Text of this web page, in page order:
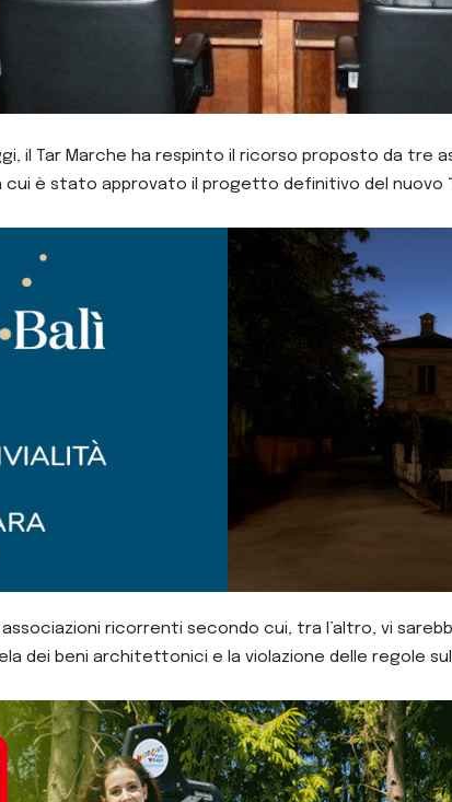
il Tar Marche ha respinto il ricorso proposto da tre
è stato approvato il progetto definitivo del nuovo
ricorrenti secondo cui, tra l’altro, vi
dei beni architettonici e la violazione delle regole